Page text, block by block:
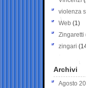
violenza
Web (1)
Zingaretti
zingari
Archivi
Agosto